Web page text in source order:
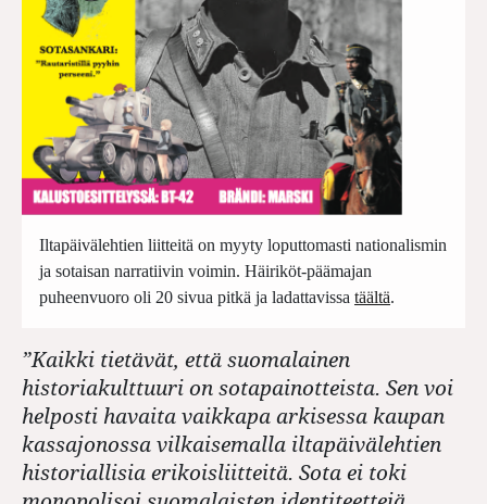
Iltapäivälehtien liitteitä on myyty loputtomasti nationalismin
ja sotaisan narratiivin voimin. Häiriköt-päämajan
puheenvuoro oli 20 sivua pitkä ja ladattavissa täältä.
”Kaikki tietävät, että suomalainen
historiakulttuuri on sotapainotteista. Sen voi
helposti havaita vaikkapa arkisessa kaupan
kassajonossa vilkaisemalla iltapäivälehtien
historiallisia erikoisliitteitä. Sota ei toki